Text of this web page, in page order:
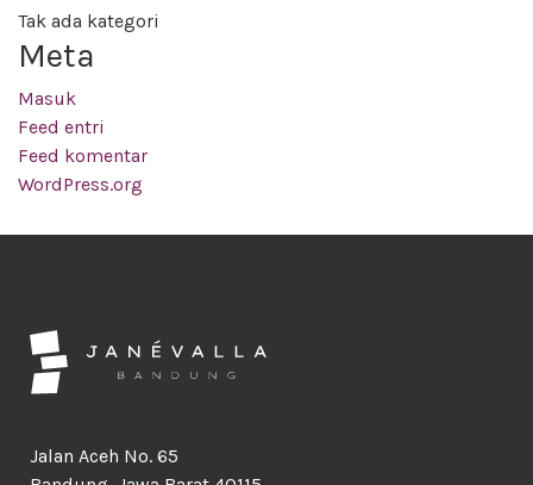
Tak ada kategori
Meta
Masuk
Feed entri
Feed komentar
WordPress.org
Jalan Aceh No. 65